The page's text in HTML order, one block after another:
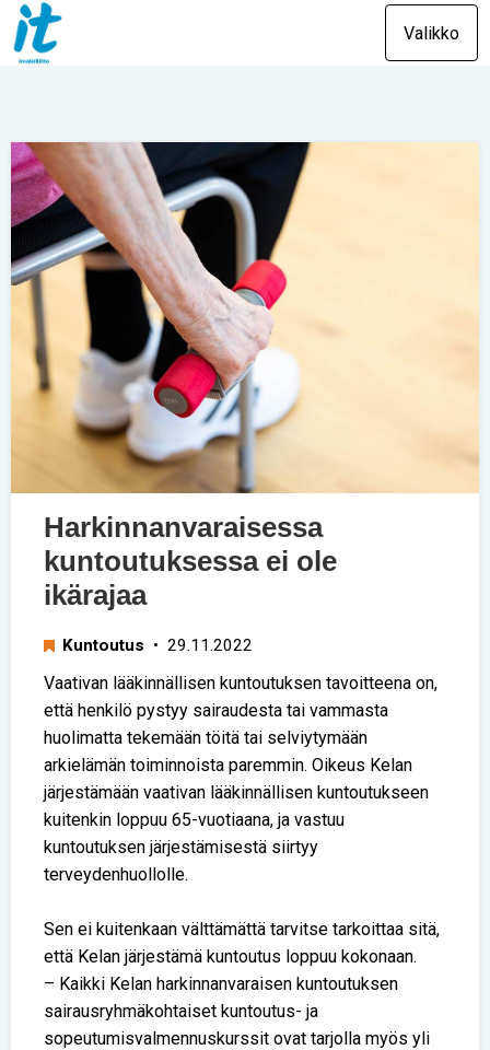
Valikko
Harkinnanvaraisessa
kuntoutuksessa ei ole
ikärajaa
Kuntoutus • 29.11.2022
Vaativan lääkinnällisen kuntoutuksen tavoitteena on,
että henkilö pystyy sairaudesta tai vammasta
huolimatta tekemään töitä tai selviytymään
arkielämän toiminnoista paremmin. Oikeus Kelan
järjestämään vaativan lääkinnällisen kuntoutukseen
kuitenkin loppuu 65-vuotiaana, ja vastuu
kuntoutuksen järjestämisestä siirtyy
terveydenhuollolle.
Sen ei kuitenkaan välttämättä tarvitse tarkoittaa sitä,
että Kelan järjestämä kuntoutus loppuu kokonaan.
– Kaikki Kelan harkinnanvaraisen kuntoutuksen
sairausryhmäkohtaiset kuntoutus- ja
sopeutumisvalmennuskurssit ovat tarjolla myös yli